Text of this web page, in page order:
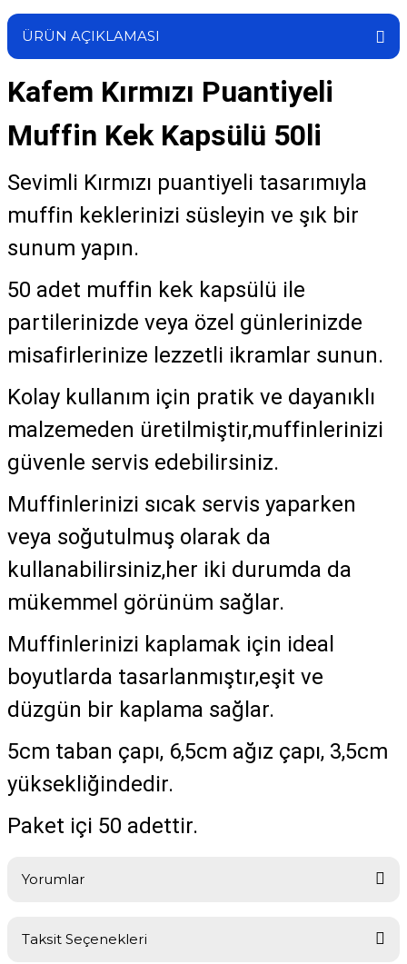
ÜRÜN AÇIKLAMASI
Kafem Kırmızı Puantiyeli
Muffin Kek Kapsülü 50li
Sevimli Kırmızı puantiyeli tasarımıyla
muffin keklerinizi süsleyin ve şık bir
sunum yapın.
50 adet muffin kek kapsülü ile
partilerinizde veya özel günlerinizde
misafirlerinize lezzetli ikramlar sunun.
Kolay kullanım için pratik ve dayanıklı
malzemeden üretilmiştir,muffinlerinizi
güvenle servis edebilirsiniz.
Muffinlerinizi sıcak servis yaparken
veya soğutulmuş olarak da
kullanabilirsiniz,her iki durumda da
mükemmel görünüm sağlar.
Muffinlerinizi kaplamak için ideal
boyutlarda tasarlanmıştır,eşit ve
düzgün bir kaplama sağlar.
5cm taban çapı, 6,5cm ağız çapı, 3,5cm
yüksekliğindedir.
Paket içi 50 adettir.
Yorumlar
Taksit Seçenekleri